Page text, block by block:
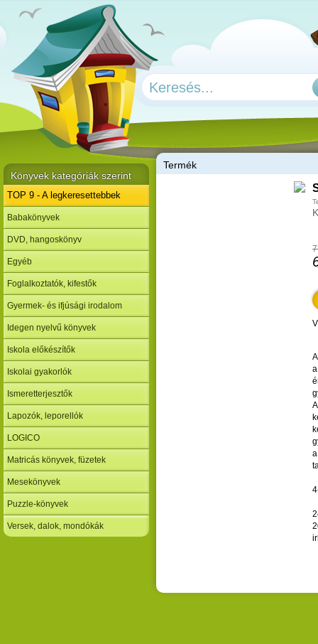
Termék
Könyvek kategóriák szerint
TOP 9 - A legkeresettebbek
Babakönyvek
DVD, hangoskönyv
Egyéb
Foglalkoztatók, kifestők
Gyermek- és ifjúsági irodalom
Idegen nyelvű könyvek
Iskola előkészítők
Iskolai gyakorlók
Ismeretterjesztők
Lapozók, leporellók
LOGICO
Matricás könyvek, füzetek
Mesekönyvek
Puzzle-könyvek
Versek, dalok, mondókák